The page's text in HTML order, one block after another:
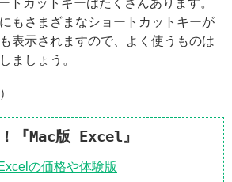
トカットキーはたくさんあります。
もさまざまなショートカットキーが
表示されますので、よく使うものは
ましょう。
『Mac版 Excel』
の価格や体験版